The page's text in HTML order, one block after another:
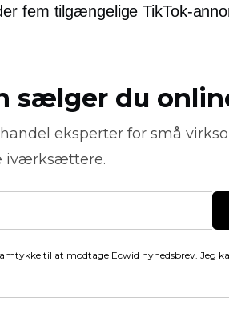
fem tilgængelige TikTok-
sælger du
eksperter for små
iværksættere.
til at modtage Ecwid nyhedsbrev. Jeg